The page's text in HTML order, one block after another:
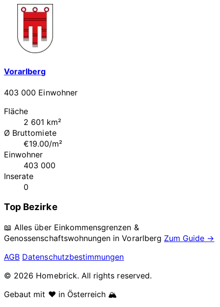
Vorarlberg
403 000 Einwohner
Fläche
2 601 km²
Ø Bruttomiete
€19.00/m²
Einwohner
403 000
Inserate
0
Top Bezirke
📖 Alles über Einkommensgrenzen &
Genossenschaftswohnungen inVorarlberg Zum Guide →
AGB Datenschutzbestimmungen
© 2026 Homebrick. All rights reserved.
Gebaut mit ❤️ in Österreich 🏔️